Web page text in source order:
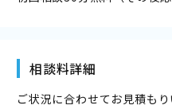
相談料詳細
ご状況に合わせてお見積もり